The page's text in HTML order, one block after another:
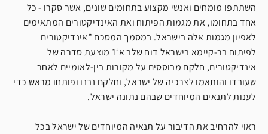
השתתפו מומחים ואנשי מקצוע בתחומים שונים, אשר סקרו - כל
אחד בתחומו, את מגמות הפיתוח ואת האינדיקטורים המתאימים
לאפיון מגמות אלה בישראל. במסמך המסכם ”אינדיקטורים
לפיתוח בר-קיימא בישראל דוח שלב א‘1 מוצעת סדרה של
אינדיקטורים, חלקם מבוססים על מקורות בין-לאומיים לאחר
שעובדו והותאמו לצרכיה של ישראל, וחלקם נבנו ופותחו מראש כדי
לענות לתנאים המיוחדים שבהם נתונה ישראל.
ראוי להרחיב את הדיבור על תנאיה המיוחדים של ישראל בכל